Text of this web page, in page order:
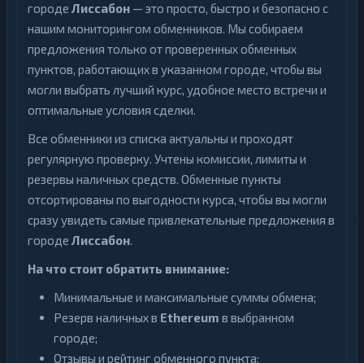
городе Лиссабон — это просто, быстро и безопасно с
нашим мониторингом обменников. Мы собираем
предложения только от проверенных обменных
пунктов, работающих в указанном городе, чтобы вы
могли выбрать лучший курс, удобное место встречи и
оптимальные условия сделки.
Все обменники из списка актуальны и проходят
регулярную проверку. Учтены комиссии, лимиты и
резервы наличных средств. Обменные пункты
отсортированы по выгодности курса, чтобы вы могли
сразу увидеть самые привлекательные предложения в
городе Лиссабон.
На что стоит обратить внимание:
Минимальные и максимальные суммы обмена;
Резерв наличных в Ethereum в выбранном
городе;
Отзывы и рейтинг обменного пункта;